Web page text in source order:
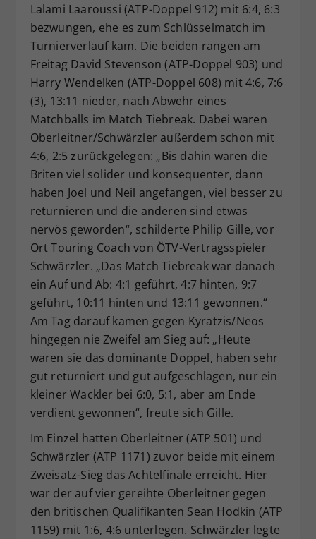
Lalami Laaroussi (ATP-Doppel 912) mit 6:4, 6:3
bezwungen, ehe es zum Schlüsselmatch im
Turnierverlauf kam. Die beiden rangen am
Freitag David Stevenson (ATP-Doppel 903) und
Harry Wendelken (ATP-Doppel 608) mit 4:6, 7:6
(3), 13:11 nieder, nach Abwehr eines
Matchballs im Match Tiebreak. Dabei waren
Oberleitner/Schwärzler außerdem schon mit
4:6, 2:5 zurückgelegen: „Bis dahin waren die
Briten viel solider und konsequenter, dann
haben Joel und Neil angefangen, viel besser zu
returnieren und die anderen sind etwas
nervös geworden“, schilderte Philip Gille, vor
Ort Touring Coach von ÖTV-Vertragsspieler
Schwärzler. „Das Match Tiebreak war danach
ein Auf und Ab: 4:1 geführt, 4:7 hinten, 9:7
geführt, 10:11 hinten und 13:11 gewonnen.“
Am Tag darauf kamen gegen Kyratzis/Neos
hingegen nie Zweifel am Sieg auf: „Heute
waren sie das dominante Doppel, haben sehr
gut returniert und gut aufgeschlagen, nur ein
kleiner Wackler bei 6:0, 5:1, aber am Ende
verdient gewonnen“, freute sich Gille.
Im Einzel hatten Oberleitner (ATP 501) und
Schwärzler (ATP 1171) zuvor beide mit einem
Zweisatz-Sieg das Achtelfinale erreicht. Hier
war der auf vier gereihte Oberleitner gegen
den britischen Qualifikanten Sean Hodkin (ATP
1159) mit 1:6, 4:6 unterlegen. Schwärzler legte